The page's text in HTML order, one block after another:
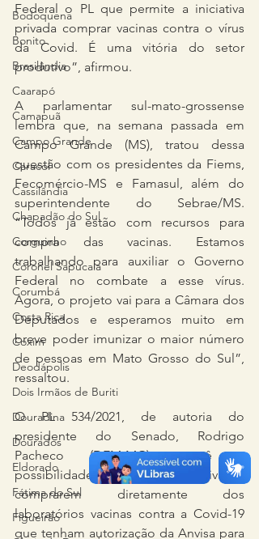
Bodoquena
Bonito
Brasilândia
Caarapó
Camapuã
Campo Grande
Caracol
Cassilândia
Chapadão do Sul
Corguinho
Coronel Sapucaia
Corumbá
Costa Rica
Coxim
Deodápolis
Dois Irmãos de Buriti
Douradina
Dourados
Eldorado
Fátima do Sul
Figueirão
Federal o PL que permite a iniciativa
privada comprar vacinas contra o vírus
da Covid. É uma vitória do setor
produtivo”, afirmou.
A parlamentar sul-mato-grossense
lembra que, na semana passada em
Campo Grande (MS), tratou dessa
questão com os presidentes da Fiems,
Fecomércio-MS e Famasul, além do
superintendente do Sebrae/MS.
“Todos já estão com recursos para
compra das vacinas. Estamos
trabalhando para auxiliar o Governo
Federal no combate a esse vírus.
Agora, o projeto vai para a Câmara dos
Deputados e esperamos muito em
breve poder imunizar o maior número
de pessoas em Mato Grosso do Sul”,
ressaltou.
O PL 534/2021, de autoria do
presidente do Senado, Rodrigo
Pacheco (DEM-MG), prevê a
possibilidade de empresas privadas
comprarem diretamente dos
laboratórios vacinas contra a Covid-19
que tenham autorização da Anvisa para